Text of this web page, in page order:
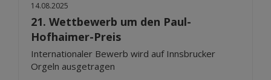
14.08.2025
21. Wettbewerb um den Paul-
Hofhaimer-Preis
Internationaler Bewerb wird auf Innsbrucker
Orgeln ausgetragen